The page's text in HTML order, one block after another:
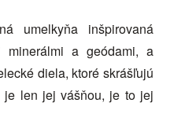
umelkyňa inšpirovaná
minerálmi a geódami, a
diela, ktoré skrášľujú
je len jej vášňou, je to jej